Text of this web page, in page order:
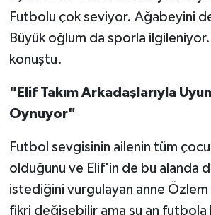
Futbolu çok seviyor. Ağabeyini
Büyük oğlum da sporla
konuştu.
"Elif Takım Arkadaşlarıyla
Oynuyor"
Futbol sevgisinin ailenin tüm
olduğunu ve Elif'in de bu alanda
istediğini vurgulayan anne
fikri değişebilir ama şu an futbola